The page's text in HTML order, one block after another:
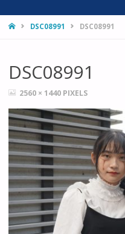
HOMEDSC08991 DSC08991
DSC08991
FULL2560 × 1440 PIXELS